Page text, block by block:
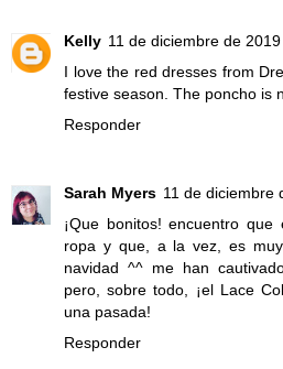
Kelly 11 de diciembre de
I love the red dresses from
festive season. The poncho is
Responder
Sarah Myers 11 de diciembre
¡Que bonitos! encuentro
ropa y que, a la vez, es
navidad ^^ me han
pero, sobre todo, ¡el Lace
una pasada!
Responder